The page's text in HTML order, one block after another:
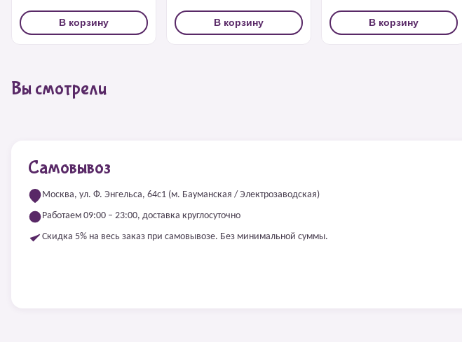
В корзину В корзину В корзину
Вы смотрели
Самовывоз
Москва, ул. Ф. Энгельса, 64с1 (м. Бауманская / Электрозаводская)
Работаем 09:00 – 23:00, доставка круглосуточно
Скидка 5% на весь заказ при самовывозе. Без минимальной суммы.